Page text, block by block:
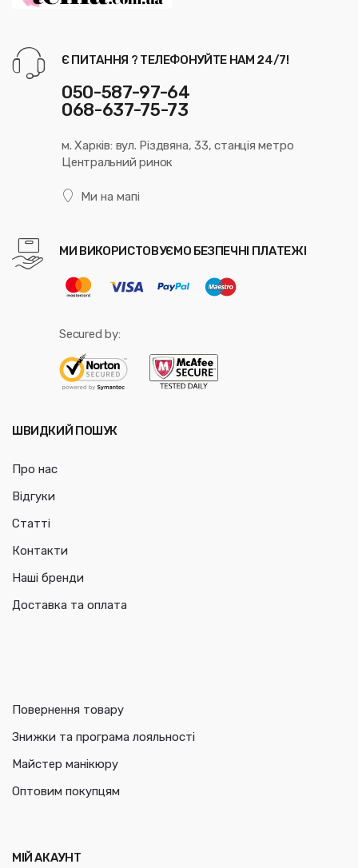
Є ПИТАННЯ ? ТЕЛЕФОНУЙТЕ НАМ 24/7!
050-587-97-64
068-637-75-73
м. Харків: вул. Різдвяна, 33, станція метро
Центральний ринок
Ми на мапі
МИ ВИКОРИСТОВУЄМО БЕЗПЕЧНІ ПЛАТЕЖІ
Secured by:
ШВИДКИЙ ПОШУК
Про нас
Відгуки
Статті
Контакти
Наші бренди
Доставка та оплата
Повернення товару
Знижки та програма лояльності
Майстер манікюру
Оптовим покупцям
МІЙ АКАУНТ